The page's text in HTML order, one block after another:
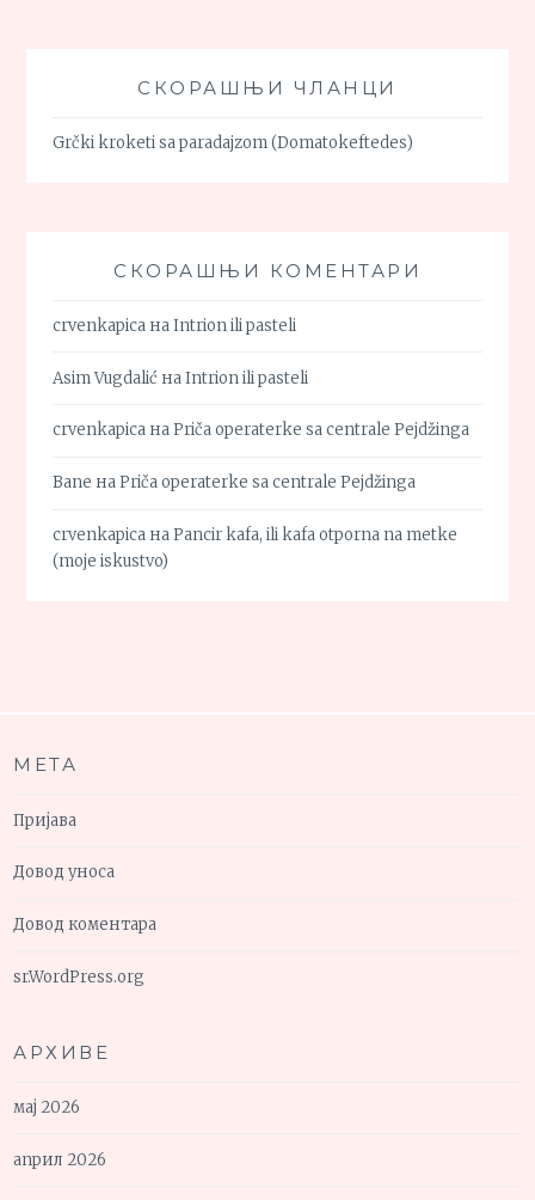
СКОРАШЊИ ЧЛАНЦИ
Grčki kroketi sa paradajzom (Domatokeftedes)
СКОРАШЊИ КОМЕНТАРИ
crvenkapica наIntrion ili pasteli
Asim Vugdalić наIntrion ili pasteli
crvenkapica наPriča operaterke sa centrale Pejdžinga
Bane наPriča operaterke sa centrale Pejdžinga
crvenkapica наPancir kafa, ili kafa otporna na metke
(moje iskustvo)
МЕТА
Пријава
Довод уноса
Довод коментара
sr.WordPress.org
АРХИВЕ
мај 2026
април 2026